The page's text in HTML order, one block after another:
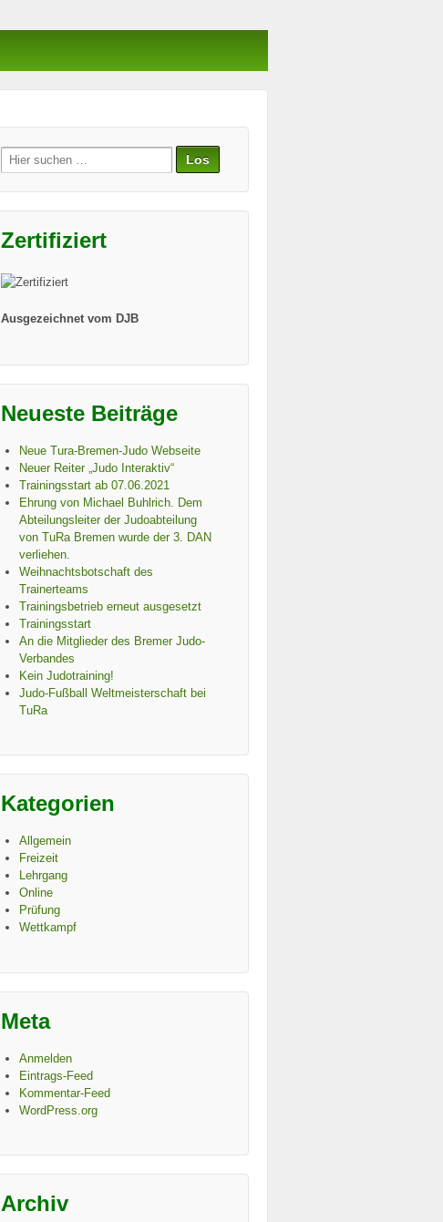
Suche
nach:
Zertifiziert
Ausgezeichnet vom DJB
Neueste Beiträge
Neue Tura-Bremen-Judo Webseite
Neuer Reiter „Judo Interaktiv“
Trainingsstart ab 07.06.2021
Ehrung von Michael Buhlrich. Dem
Abteilungsleiter der Judoabteilung
von TuRa Bremen wurde der 3. DAN
verliehen.
Weihnachtsbotschaft des
Trainerteams
Trainingsbetrieb erneut ausgesetzt
Trainingsstart
An die Mitglieder des Bremer Judo-
Verbandes
Kein Judotraining!
Judo-Fußball Weltmeisterschaft bei
TuRa
Kategorien
Allgemein
Freizeit
Lehrgang
Online
Prüfung
Wettkampf
Meta
Anmelden
Eintrags-Feed
Kommentar-Feed
WordPress.org
Archiv